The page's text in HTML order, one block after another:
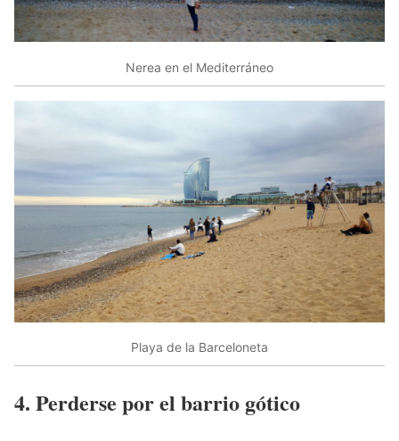
Nerea en el Mediterráneo
Playa de la Barceloneta
4. Perderse por el barrio gótico